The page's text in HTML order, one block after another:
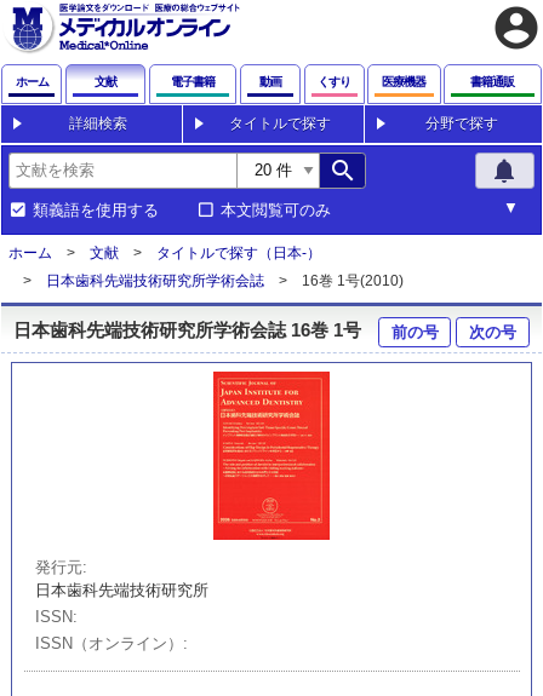
account_circle
ホーム 文献 電子書籍 動画 くすり 医療機器 書籍通販
詳細検索 タイトルで探す 分野で探す
search notifications
類義語を使用する 本文閲覧可のみ
ホーム 文献
タイトルで探す（日本-）
日本歯科先端技術研究所学術会誌
16巻 1号(2010)
日本歯科先端技術研究所学術会誌 16巻 1号 前の号 次の号
発行元
日本歯科先端技術研究所
ISSN
ISSN（オンライン）